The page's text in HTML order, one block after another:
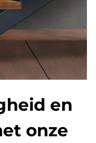
en
onze